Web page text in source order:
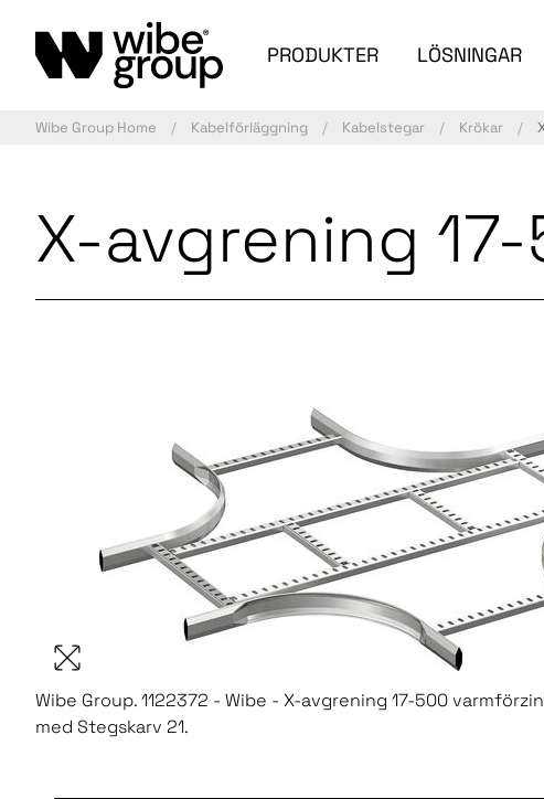
PRODUKTER LÖSNINGAR
Wibe Group Home Kabelförläggning Kabelstegar Krökar
X-avgrening
Wibe Group. 1122372 - Wibe - X-avgrening 17-500
med Stegskarv 21.